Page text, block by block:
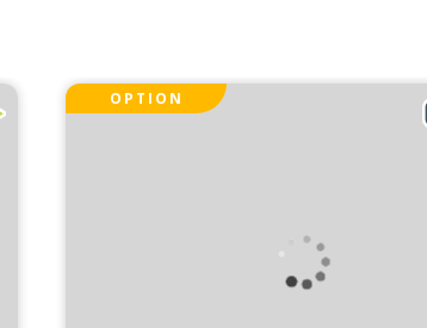
OPTION